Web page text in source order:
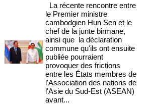
La récente rencontre entre
le Premier ministre
cambodgien Hun Sen et le
chef de la junte birmane,
ainsi que la déclaration
commune qu'ils ont ensuite
publiée pourraient
provoquer des frictions
entre les États membres de
l'Association des nations de
l'Asie du Sud-Est (ASEAN)
avant...